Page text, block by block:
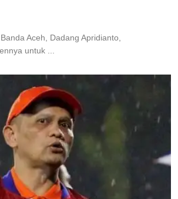
Aceh, Dadang Apridianto,
untuk ...